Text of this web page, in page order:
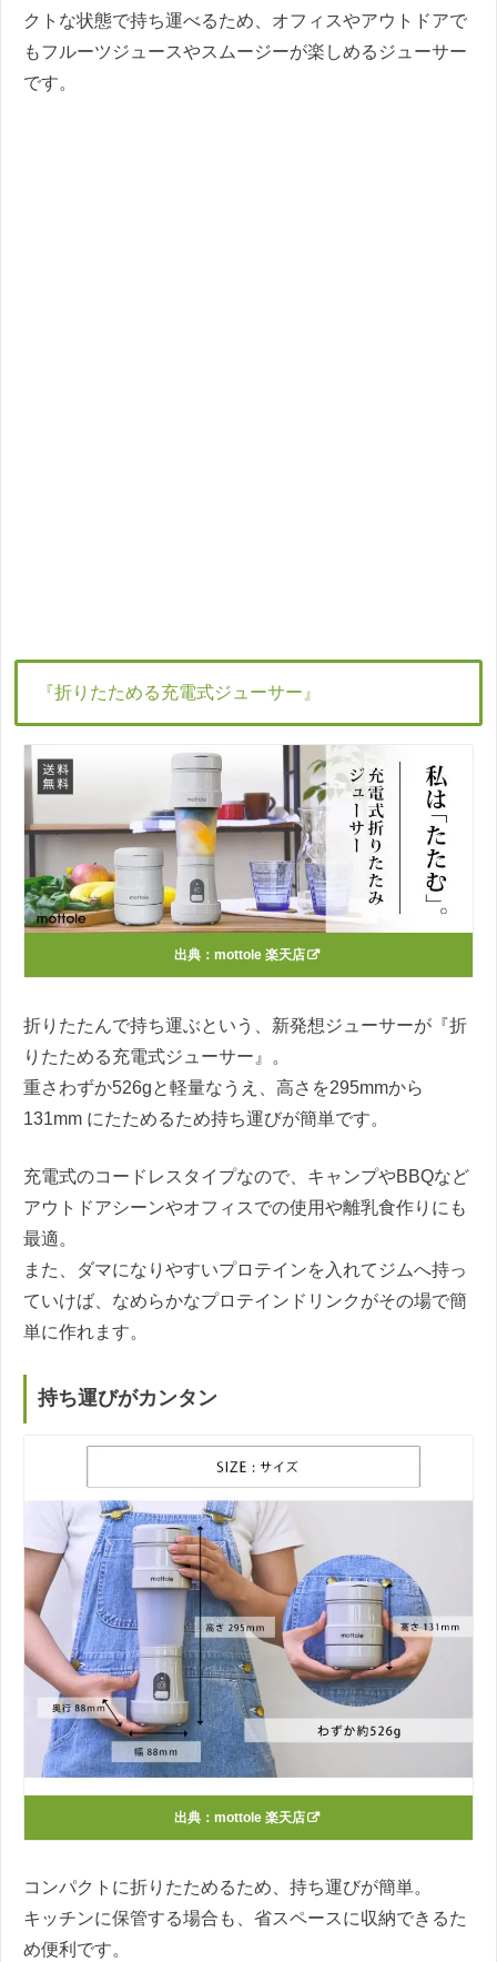
クトな状態で持ち運べるため、オフィスやアウトドアで
もフルーツジュースやスムージーが楽しめるジューサー
です。
『折りたためる充電式ジューサー』
出典： mottole 楽天店
折りたたんで持ち運ぶという、新発想ジューサーが『折
りたためる充電式ジューサー』。
重さわずか526gと軽量なうえ、高さを295mmから
131mm にたためるため持ち運びが簡単です。
充電式のコードレスタイプなので、キャンプやBBQなど
アウトドアシーンやオフィスでの使用や離乳食作りにも
最適。
また、ダマになりやすいプロテインを入れてジムへ持っ
ていけば、なめらかなプロテインドリンクがその場で簡
単に作れます。
持ち運びがカンタン
出典： mottole 楽天店
コンパクトに折りたためるため、持ち運びが簡単。
キッチンに保管する場合も、省スペースに収納できるた
め便利です。